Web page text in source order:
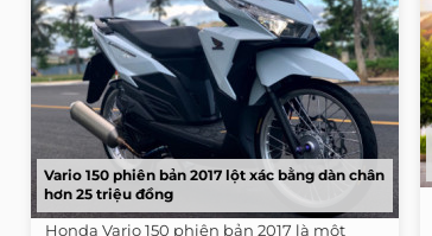
Vario 150 phiên bản 2017 lột xác bằng dàn chân
hơn 25 triệu đồng
Honda Vario 150 phiên bản 2017 là một